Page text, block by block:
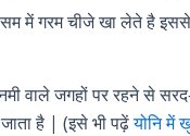
में गरम चीजे खा लेते है इससे
वाले जगहों पर रहने से
है | (इसे भी पढ़ेंयोनि में